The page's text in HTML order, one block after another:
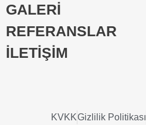
GALERİ
REFERANSLAR
İLETİŞİM
KVKKGizlilik Politikası